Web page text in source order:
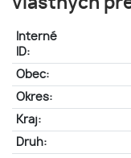
Interné
ID:
Obec:
Okres:
Kraj:
Druh: